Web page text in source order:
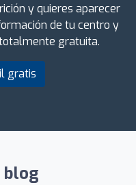
y quieres aparecer
de tu centro y
gratuita.
gratis
blog